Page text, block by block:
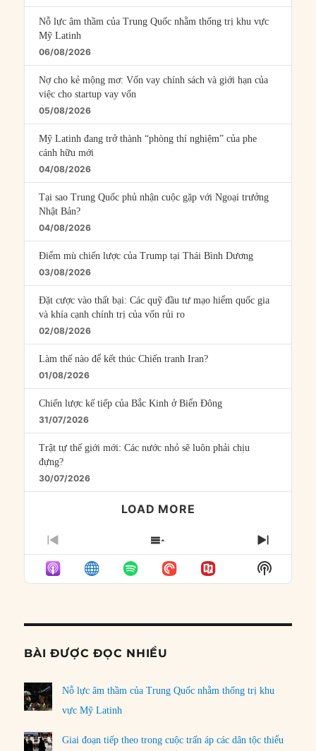
Nỗ lực âm thầm của Trung Quốc nhằm thống trị khu vực
Mỹ Latinh
06/08/2026
Nợ cho kẻ mộng mơ: Vốn vay chính sách và giới hạn của
việc cho startup vay vốn
05/08/2026
Mỹ Latinh đang trở thành “phòng thí nghiệm” của phe
cánh hữu mới
04/08/2026
Tại sao Trung Quốc phủ nhận cuộc gặp với Ngoại trưởng
Nhật Bản?
04/08/2026
Điểm mù chiến lược của Trump tại Thái Bình Dương
03/08/2026
Đặt cược vào thất bại: Các quỹ đầu tư mạo hiểm quốc gia
và khía cạnh chính trị của vốn rủi ro
02/08/2026
Làm thế nào để kết thúc Chiến tranh Iran?
01/08/2026
Chiến lược kế tiếp của Bắc Kinh ở Biển Đông
31/07/2026
Trật tự thế giới mới: Các nước nhỏ sẽ luôn phải chịu
đựng?
30/07/2026
LOAD MORE
PREVIOUS
EPISODE
SHOW
EPISODES
LIST
NEXT
Show
Podcast
BÀI ĐƯỢC ĐỌC NHIỀU
Nỗ lực âm thầm của Trung Quốc nhằm thống trị khu
vực Mỹ Latinh
Giai đoạn tiếp theo trong cuộc trấn áp các dân tộc thiểu